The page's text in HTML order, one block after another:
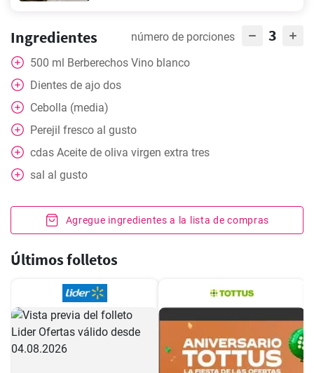
Ingredientes número de porciones 3
500 ml Berberechos Vino blanco
Dientes de ajo dos
Cebolla (media)
Perejil fresco al gusto
cdas Aceite de oliva virgen extra tres
sal al gusto
Agregue ingredientes a la lista de compras
Últimos folletos